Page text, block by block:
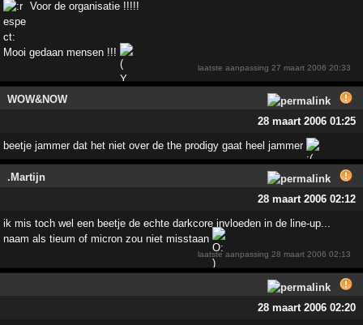
Voor de organisatie !!!!!
Mooi gedaan mensen !!!
laatste aanpassing27 maart 2006 20:33
WOW&NOW
28 maart 2006 01:25
beetje jammer dat het niet over de the prodigy gaat heel jammer
.Martijn
28 maart 2006 02:12
ik mis toch wel een beetje de echte darkcore invloeden in de line-up...
naam als tieum of micron zou niet misstaan
laatste aanpassing28 maart 2006 02:13
28 maart 2006 02:20